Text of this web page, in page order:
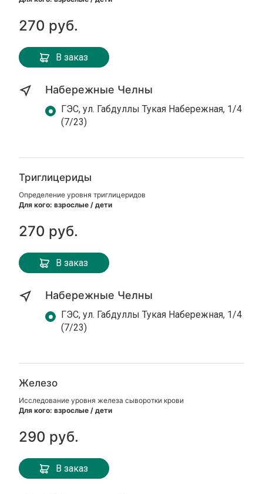
270 руб.
В заказ
Набережные Челны
ГЭС, ул. Габдуллы Тукая Набережная, 1/4
(7/23)
Триглицериды
Определение уровня триглицеридов
Для кого: взрослые / дети
270 руб.
В заказ
Набережные Челны
ГЭС, ул. Габдуллы Тукая Набережная, 1/4
(7/23)
Железо
Исследование уровня железа сыворотки крови
Для кого: взрослые / дети
290 руб.
В заказ